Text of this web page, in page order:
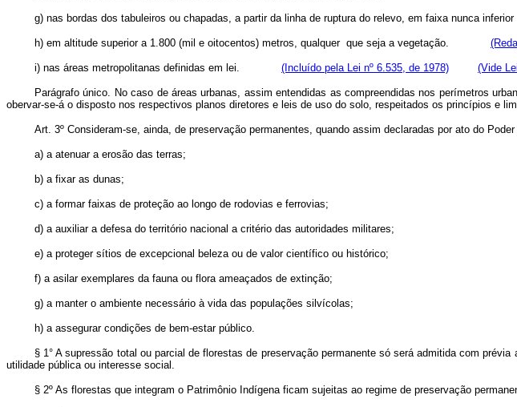
g) nas bordas dos tabuleiros ou chapadas, a partir da linha de ruptura do relevo, em faixa nunca
h) em altitude superior a 1.800 (mil e oitocentos) metros, qualquer que seja a vegetação.
i) nas áreas metropolitanas definidas em lei. (Incluído pela Lei nº 6.535, de 1978) (Vide
Parágrafo único. No caso de áreas urbanas, assim entendidas as compreendidas nos perímetros
obervar-se-á o disposto nos respectivos planos diretores e leis de uso do solo, respeitados os princípios e
Art. 3º Consideram-se, ainda, de preservação permanentes, quando assim declaradas por ato do
a) a atenuar a erosão das terras;
b) a fixar as dunas;
c) a formar faixas de proteção ao longo de rodovias e ferrovias;
d) a auxiliar a defesa do território nacional a critério das autoridades militares;
e) a proteger sítios de excepcional beleza ou de valor científico ou histórico;
f) a asilar exemplares da fauna ou flora ameaçados de extinção;
g) a manter o ambiente necessário à vida das populações silvícolas;
h) a assegurar condições de bem-estar público.
§ 1° A supressão total ou parcial de florestas de preservação permanente só será admitida com
utilidade pública ou interesse social.
§ 2º As florestas que integram o Patrimônio Indígena ficam sujeitas ao regime de preservação